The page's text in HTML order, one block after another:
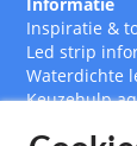
Inspiratie &
Led strip
Waterdichte
Keuzehulp